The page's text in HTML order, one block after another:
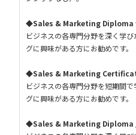
◆Sales & Marketing Diploma
ビジネスの各専門分野を深く学
グに興味がある方にお勧めです。
◆Sales & Marketing
ビジネスの各専門分野を短期間
グに興味がある方にお勧めです。
◆Sales & Marketing Diploma